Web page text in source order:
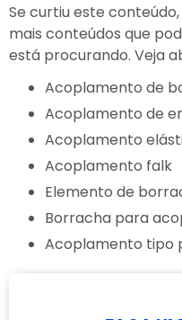
Se curtiu este
mais conteúdos que
está procurando. Veja
Acoplamento de
Acoplamento de
Acoplamento
Acoplamento falk
Elemento de
Borracha para
Acoplamento tipo